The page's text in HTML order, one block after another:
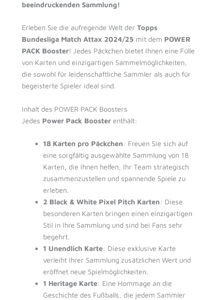
beeindruckenden Sammlung!
Erleben Sie die aufregende Welt der Topps
Bundesliga Match Attax 2024/25 mit dem POWER
PACK Booster! Jedes Päckchen bietet Ihnen eine Fülle
von Karten und einzigartigen Sammelmöglichkeiten,
die sowohl für leidenschaftliche Sammler als auch für
begeisterte Spieler ideal sind.
Inhalt des POWER PACK Boosters
Jedes Power Pack Booster enthält:
18 Karten pro Päckchen: Freuen Sie sich auf
eine sorgfältig ausgewählte Sammlung von 18
Karten, die Ihnen helfen, Ihr Team strategisch
zusammenzustellen und spannende Spiele zu
erleben.
2 Black & White Pixel Pitch Karten: Diese
besonderen Karten bringen einen einzigartigen
Stil in Ihre Sammlung und sind bei Fans sehr
begehrt.
1 Unendlich Karte: Diese exklusive Karte
verleiht Ihrer Sammlung zusätzlichen Wert und
eröffnet neue Spielmöglichkeiten.
1 Heritage Karte: Eine Hommage an die
Geschichte des Fußballs, die jedem Sammler